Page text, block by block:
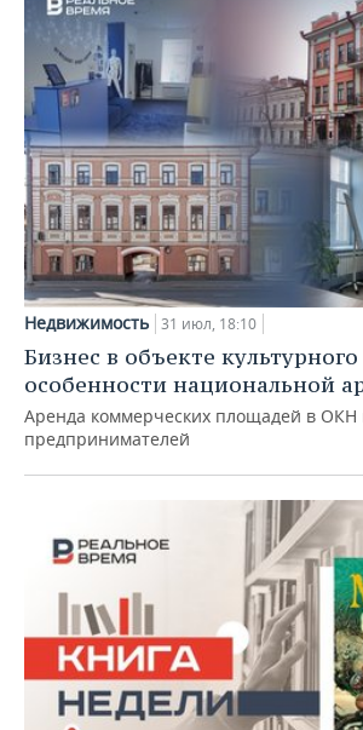
Недвижимость 31 июл, 18:10
Бизнес в объекте
особенности национальной
Аренда коммерческих площадей в ОКН
предпринимателей